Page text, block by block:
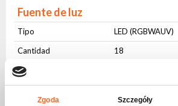
Zgoda Szczegóły
Fuente de luz
Tipo
LED (RGBWAUV)
Cantidad
18
Fuerza (W)
control